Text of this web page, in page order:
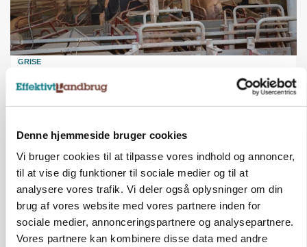
Denne hjemmeside bruger cookies
Vi bruger cookies til at tilpasse vores indhold og annoncer,
til at vise dig funktioner til sociale medier og til at
analysere vores trafik. Vi deler også oplysninger om din
brug af vores website med vores partnere inden for
sociale medier, annonceringspartnere og analysepartnere.
Vores partnere kan kombinere disse data med andre
GRISE
Rådgiver om DB-Tjek: Små justeringer kan give
store besparelser